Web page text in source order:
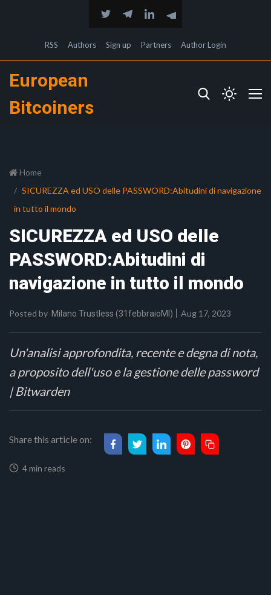
RSS Authors Sign up Partners Author Login
European
Bitcoiners
Home
SICUREZZA ed USO delle PASSWORD:Abitudini di navigazione
in tutto il mondo
SICUREZZA ed USO delle
PASSWORD:Abitudini di
navigazione in tutto il mondo
Posted by Milano Trustless (31febbraioMI) Aug 17, 2023
Un'analisi approfondita, recente e degna di nota,
a proposito dell'uso e la gestione delle password
| Bitwarden
Share this article on:
4 min reads